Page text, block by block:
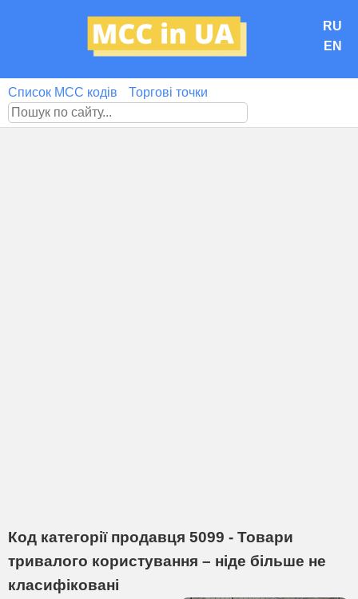
RU
EN
Список MCC кодів Торгові точки
Код категорії продавця 5099 - Товари
тривалого користування – ніде більше не
класифіковані